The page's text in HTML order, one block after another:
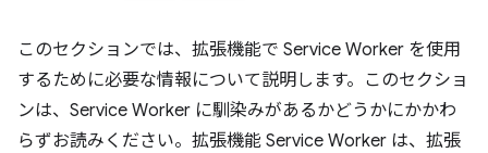
このセクションでは、拡張機能で Service Worker を使用
するために必要な情報について説明します。このセクショ
ンは、Service Worker に馴染みがあるかどうかにかかわ
らずお読みください。拡張機能 Service Worker は、拡張